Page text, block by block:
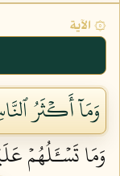
۞ الآية
وَمَآ أَكۡثَرُ
وَمَا تَسۡـَٔلُهُمۡ